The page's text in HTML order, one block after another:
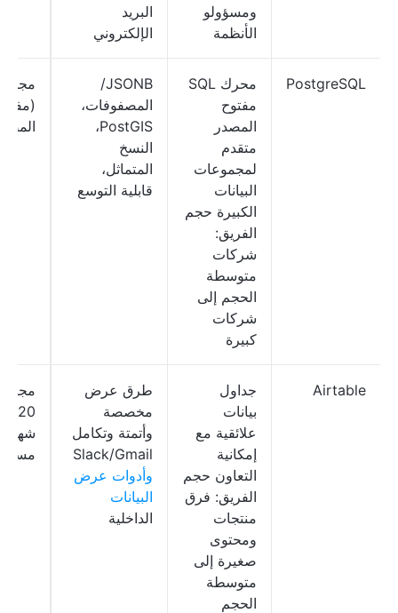
ومسؤولو
الأنظمة
البريد
الإلكتروني
PostgreSQL
محرك SQL
مفتوح
المصدر
متقدم
لمجموعات
البيانات
الكبيرة حجم
الفريق:
شركات
متوسطة
الحجم إلى
شركات
كبيرة
JSONB/
المصفوفات،
PostGIS،
النسخ
المتماثل،
قابلية التوسع
مجاني
Airtable
جداول
بيانات
علائقية مع
إمكانية
التعاون حجم
الفريق: فرق
منتجات
ومحتوى
صغيرة إلى
متوسطة
الحجم
طرق عرض
مخصصة
وأتمتة وتكامل
Slack/Gmail
وأدوات عرض
البيانات
الداخلية